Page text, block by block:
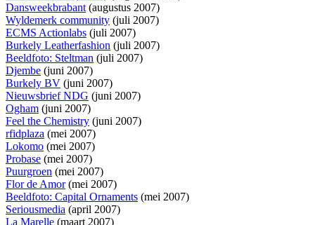
Dansweekbrabant(augustus 2007)
Wyldemerk community (juli 2007)
ECMS Actionlabs (juli 2007)
Burkely Leatherfashion (juli 2007)
Beeldfoto: Steltman (juli 2007)
Djembe (juni 2007)
Burkely BV (juni 2007)
Nieuwsbrief NDG (juni 2007)
Ogham (juni 2007)
Feel the Chemistry (juni 2007)
rfidplaza (mei 2007)
Lokomo (mei 2007)
Probase (mei 2007)
Puurgroen (mei 2007)
Flor de Amor(mei 2007)
Beeldfoto: Capital Ornaments (mei 2007)
Seriousmedia (april 2007)
La Marelle (maart 2007)